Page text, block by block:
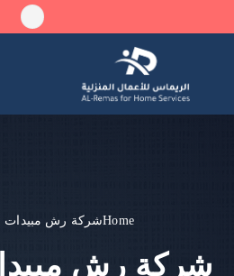
Homeشركة رش مبيدات
شركة رش